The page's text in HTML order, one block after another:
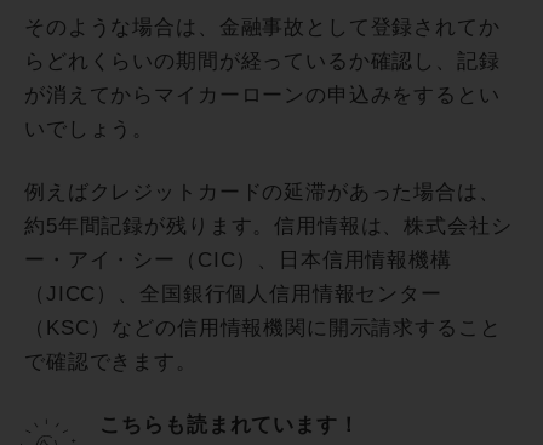
そのような場合は、金融事故として登録されてか
らどれくらいの期間が経っているか確認し、記録
が消えてからマイカーローンの申込みをするとい
いでしょう。
例えばクレジットカードの延滞があった場合は、
約5年間記録が残ります。信用情報は、株式会社シ
ー・アイ・シー（CIC）、日本信用情報機構
（JICC）、全国銀行個人信用情報センター
（KSC）などの信用情報機関に開示請求すること
で確認できます。
こちらも読まれています！